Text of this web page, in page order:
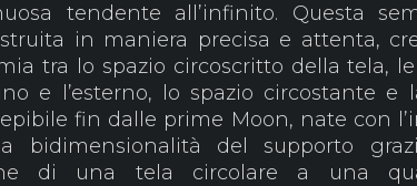
tendente all’infinito. Questa
in maniera precisa e attenta,
tra lo spazio circoscritto della tela,
e l’esterno, lo spazio circostante e
fin dalle prime Moon, nate con
bidimensionalità del supporto
di una tela circolare a una